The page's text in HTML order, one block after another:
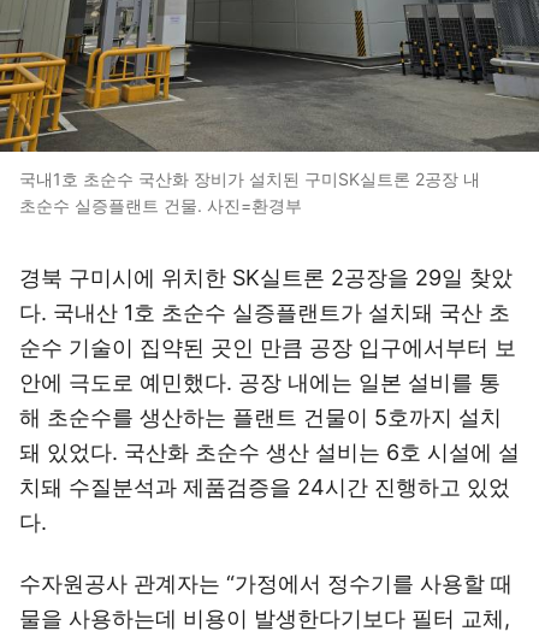
국내1호 초순수 국산화 장비가 설치된 구미SK실트론 2공장 내
초순수 실증플랜트 건물. 사진=환경부
경북 구미시에 위치한 SK실트론 2공장을 29일 찾았
다. 국내산 1호 초순수 실증플랜트가 설치돼 국산 초
순수 기술이 집약된 곳인 만큼 공장 입구에서부터 보
안에 극도로 예민했다. 공장 내에는 일본 설비를 통
해 초순수를 생산하는 플랜트 건물이 5호까지 설치
돼 있었다. 국산화 초순수 생산 설비는 6호 시설에 설
치돼 수질분석과 제품검증을 24시간 진행하고 있었
다.
수자원공사 관계자는 “가정에서 정수기를 사용할 때
물을 사용하는데 비용이 발생한다기보다 필터 교체,